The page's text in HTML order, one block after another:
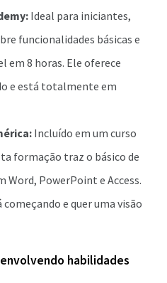
Ideal para iniciantes,
funcionalidades básicas e
em 8 horas. Ele oferece
e está totalmente em
Incluído em um curso
formação traz o básico de
Word, PowerPoint e Access.
e quer uma visão
habilidades